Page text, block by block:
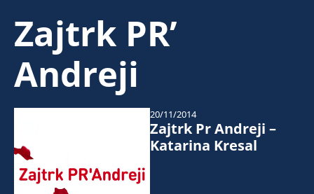
Zajtrk PR’
Andreji
Zajtrk Pr Andreji –
Katarina Kresal
20/11/2014